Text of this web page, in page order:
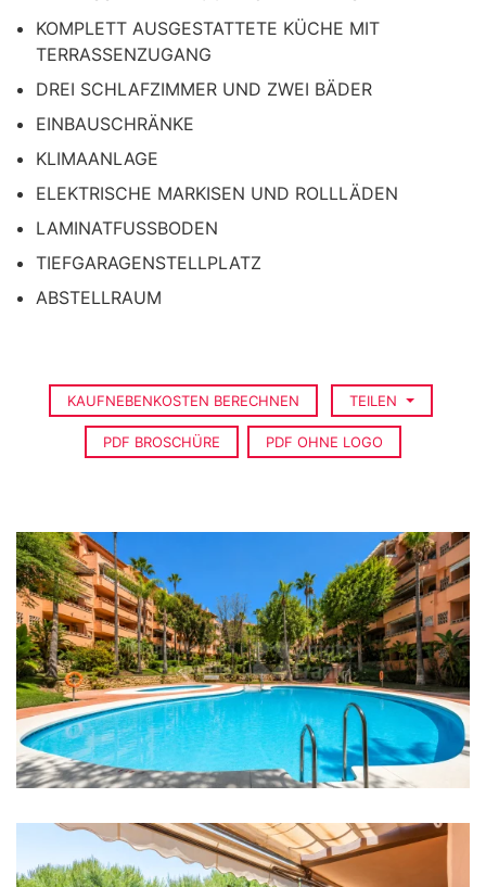
KOMPLETT AUSGESTATTETE KÜCHE MIT
TERRASSENZUGANG
DREI SCHLAFZIMMER UND ZWEI BÄDER
EINBAUSCHRÄNKE
KLIMAANLAGE
ELEKTRISCHE MARKISEN UND ROLLLÄDEN
LAMINATFUSSBODEN
TIEFGARAGENSTELLPLATZ
ABSTELLRAUM
KAUFNEBENKOSTEN BERECHNEN TEILEN
PDF BROSCHÜRE PDF OHNE LOGO